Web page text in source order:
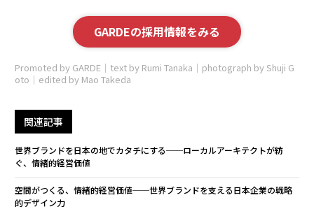
GARDEの採用情報をみる
Promoted by GARDE｜text by Rumi Tanaka｜photograph by Shuji G
oto｜edited by Mao Takeda
関連記事
世界ブランドを日本の地でカタチにする──ローカルアーキテクトが紡
ぐ、情緒的経営価値
空間がつくる、情緒的経営価値──世界ブランドを支える日本企業の戦略
的デザイン力